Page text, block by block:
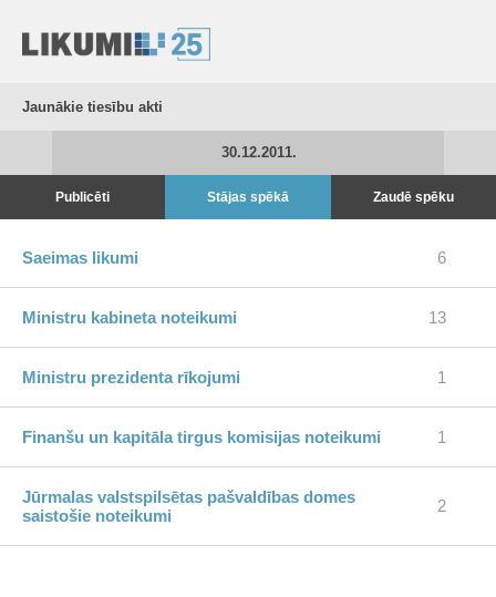
Jaunākie tiesību akti
30.12.2011.
Publicēti Stājas spēkā Zaudē spēku
Saeimas likumi 6
Ministru kabineta noteikumi 13
Ministru prezidenta rīkojumi 1
Finanšu un kapitāla tirgus komisijas noteikumi 1
Jūrmalas valstspilsētas pašvaldības domes
saistošie noteikumi
2